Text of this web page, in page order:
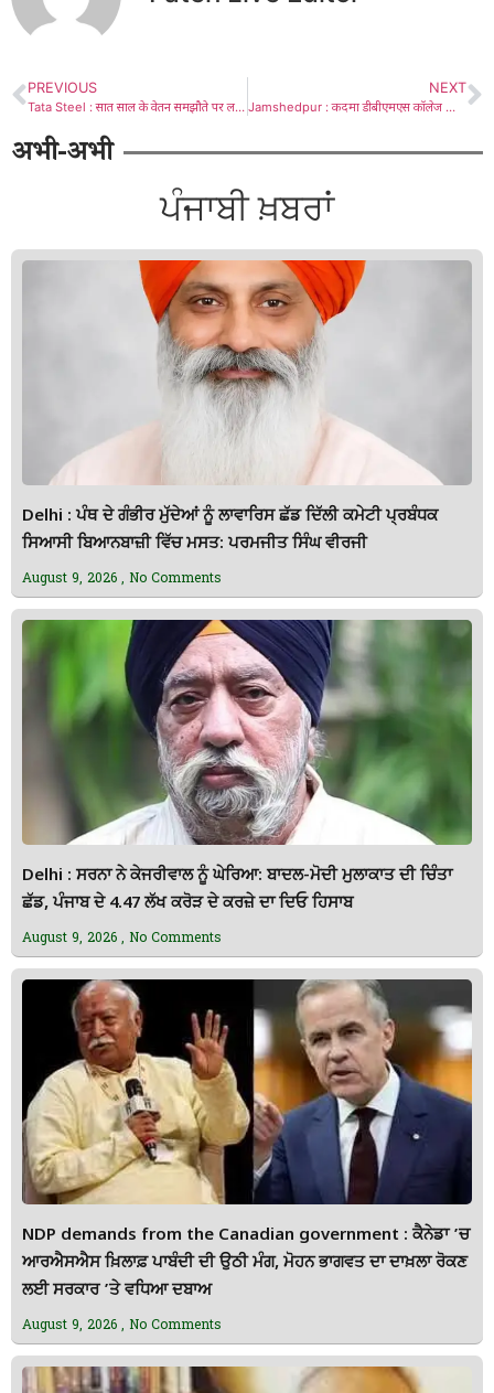
PREVIOUS
Tata Steel : सात साल के वेतन समझौते पर लगी मुहर, टिस्को ग्रोथ शॉप के कर्मचारियों को बड़ा आर्थिक लाभ
NEXT
Jamshedpur : कदमा डीबीएमएस कॉलेज ऑफ एजुकेशन में “नशा मुक्त भारत” विषय पर विशेष सभा का आयोजन
अभी-अभी
ਪੰਜਾਬੀ ਖ਼ਬਰਾਂ
Delhi : ਪੰਥ ਦੇ ਗੰਭੀਰ ਮੁੱਦੇਆਂ ਨੂੰ ਲਾਵਾਰਿਸ ਛੱਡ ਦਿੱਲੀ ਕਮੇਟੀ ਪ੍ਰਬੰਧਕ
ਸਿਆਸੀ ਬਿਆਨਬਾਜ਼ੀ ਵਿੱਚ ਮਸਤ: ਪਰਮਜੀਤ ਸਿੰਘ ਵੀਰਜੀ
August 9, 2026 No Comments
Delhi : ਸਰਨਾ ਨੇ ਕੇਜਰੀਵਾਲ ਨੂੰ ਘੇਰਿਆ: ਬਾਦਲ-ਮੋਦੀ ਮੁਲਾਕਾਤ ਦੀ ਚਿੰਤਾ
ਛੱਡ, ਪੰਜਾਬ ਦੇ 4.47 ਲੱਖ ਕਰੋੜ ਦੇ ਕਰਜ਼ੇ ਦਾ ਦਿਓ ਹਿਸਾਬ
August 9, 2026 No Comments
NDP demands from the Canadian government : ਕੈਨੇਡਾ ’ਚ
ਆਰਐਸਐਸ ਖ਼ਿਲਾਫ਼ ਪਾਬੰਦੀ ਦੀ ਉਠੀ ਮੰਗ, ਮੋਹਨ ਭਾਗਵਤ ਦਾ ਦਾਖ਼ਲਾ ਰੋਕਣ
ਲਈ ਸਰਕਾਰ ’ਤੇ ਵਧਿਆ ਦਬਾਅ
August 9, 2026 No Comments